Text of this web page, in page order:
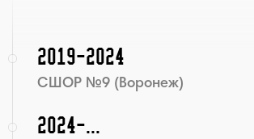
2019-2024
СШОР №9 (Воронеж)
2024-...